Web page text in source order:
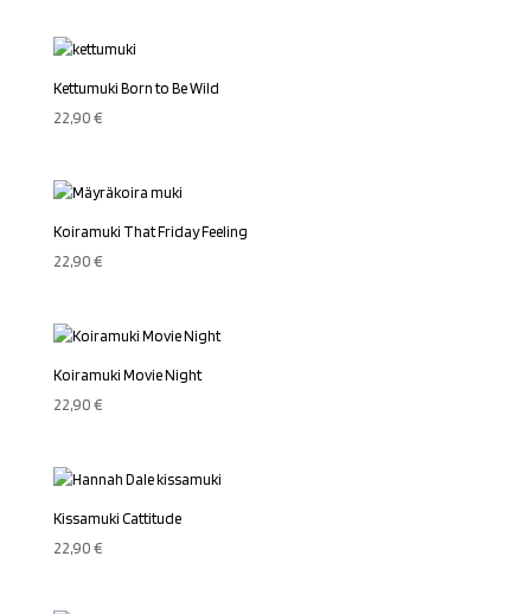
Kettumuki Born to Be Wild
22,90€
Koiramuki That Friday Feeling
22,90€
Koiramuki Movie Night
22,90€
Kissamuki Cattitude
22,90€